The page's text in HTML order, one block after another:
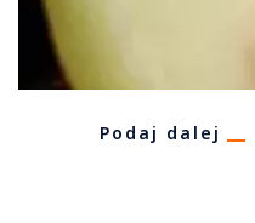
Podaj dalej